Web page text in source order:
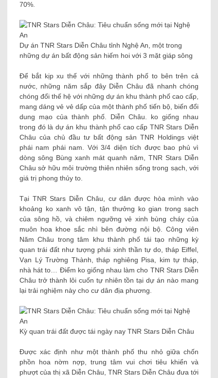
70%.
Dự án TNR Stars Diễn Châu tỉnh Nghệ An, một trong
những dự án bất động sản hiếm hoi với 3 mặt giáp sông
Để bắt kịp xu thế với những thành phố to bên trên cả
nước, những năm sắp đây Diễn Châu đã nhanh chóng
chóng đổi thế hệ với những dự án khu thành phố cao cấp,
mang dáng vẻ vẻ dấp của một thành phố tiến bộ, biến đổi
dung mạo của thành phố. Diễn Châu. ko giống nhau
trong đó là dự án khu thành phố cao cấp TNR ​​Stars Diễn
Châu của chủ đầu tư bất động sản TNR Holdings việt
phái nam phái nam. Với 3/4 diện tích được bao phủ vì
dòng sông Bùng xanh mát quanh năm, TNR Stars Diễn
Châu sở hữu môi trường thiên nhiên sống trong sạch, với
giá trị phong thủy to.
Tại TNR Stars Diễn Châu, cư dân được hòa mình vào
khoảng ko xanh vô tận, tận thưởng ko gian trong sạch
của sông hồ, và chiêm ngưỡng vẻ xinh bùng cháy của
muôn hoa khoe sắc nhì bên đường nội bộ. Công viên
Năm Châu trong tâm khu thành phố tái tạo những kỳ
quan trái đất như tượng phái xinh thần tự do, tháp Eiffel,
Vạn Lý Trường Thành, tháp nghiêng Pisa, kim tự tháp,
nhà hát to… Điểm ko giống nhau làm cho TNR Stars Diễn
Châu trở thành lôi cuốn tự nhiên tồn tại dự án nào mang
lại trải nghiệm này cho cư dân địa phương.
Kỳ quan trái đất được tái ngày nay TNR Stars Diễn Châu
Được xác định như một thành phố thu nhỏ giữa chốn
phồn hoa nờm nợp, trung tâm vui chơi tiêu khiển và
phượt của thị xã Diễn Châu, TNR Stars Diễn Châu đưa tới